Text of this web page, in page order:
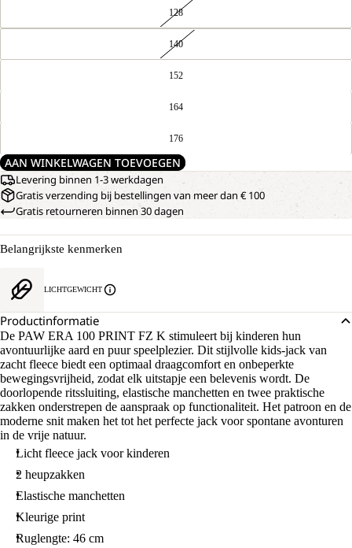
128
140
152
164
176
AAN WINKELWAGEN TOEVOEGEN
Levering binnen 1-3 werkdagen
Gratis verzending bij bestellingen van meer dan € 100
Gratis retourneren binnen 30 dagen
Belangrijkste kenmerken
LICHTGEWICHT
Productinformatie
De PAW ERA 100 PRINT FZ K stimuleert bij kinderen hun
avontuurlijke aard en puur speelplezier. Dit stijlvolle kids-jack van
zacht fleece biedt een optimaal draagcomfort en onbeperkte
bewegingsvrijheid, zodat elk uitstapje een belevenis wordt. De
doorlopende ritssluiting, elastische manchetten en twee praktische
zakken onderstrepen de aanspraak op functionaliteit. Het patroon en de
moderne snit maken het tot het perfecte jack voor spontane avonturen
in de vrije natuur.
Licht fleece jack voor kinderen
2 heupzakken
Elastische manchetten
Kleurige print
Ruglengte: 46 cm